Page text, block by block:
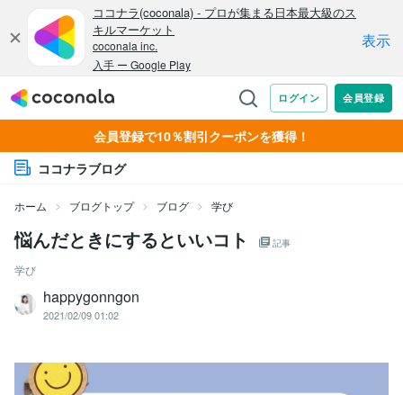
会員登録で10％割引クーポンを獲得！
ココナラブログ
ホーム ブログトップ ブログ 学び
悩んだときにするといいコト 記事
学び
happygonngon
2021/02/09 01:02